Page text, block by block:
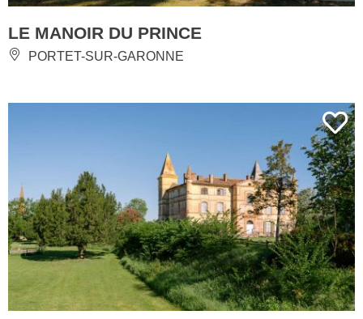
LE MANOIR DU PRINCE
PORTET-SUR-GARONNE